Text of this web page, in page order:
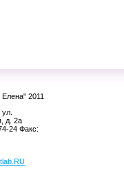
2011
д. 2а
24 Факс: